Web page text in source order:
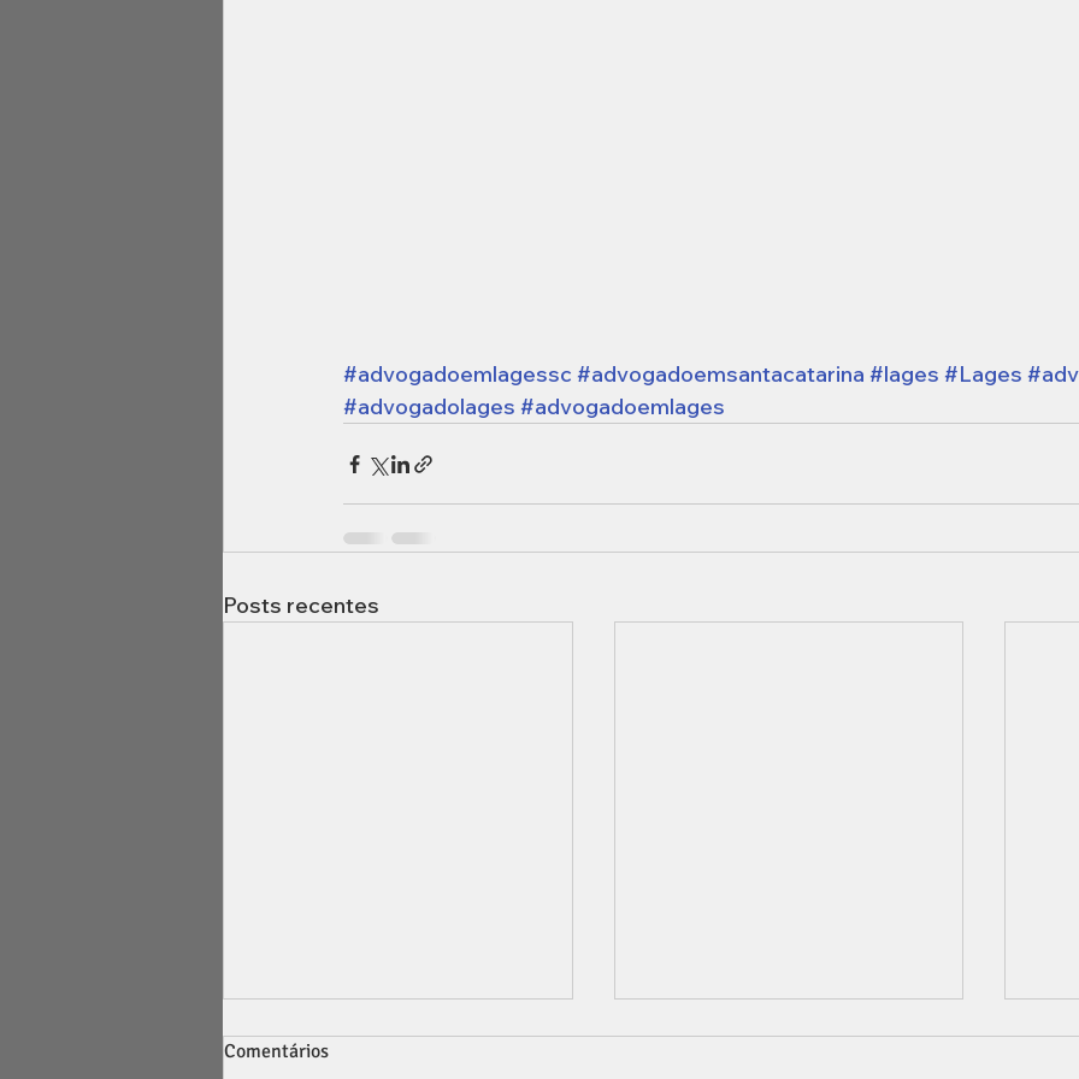
#advogadoemlagessc #advogadoemsantacatarina #lages #Lages
#advogadolages #advogadoemlages
Posts recentes
Inventário no Brasil morando
no exterior: como participar e
Comentários